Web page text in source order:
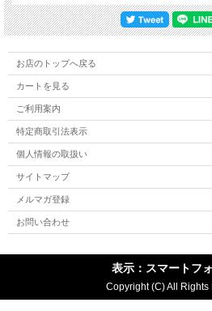
お店のトップへ戻る
カートを見る
ご利用案内
特定商取引法表示
個人情報の取扱い
サイトマップ
メルマガ登録
お問い合わせ
表示：スマートフォ
Copyright (C) All Rights